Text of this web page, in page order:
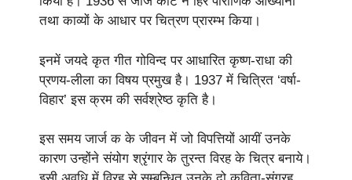
तथा काव्यों के आधार पर चित्रण प्रारम्भ किया।
इनमें जयदे कृत गीत गोविन्द पर आधारित कृष्ण-राधा की
प्रणय-लीला का विषय प्रमुख है। 1937 में चित्रित ‘वर्षा-
विहार’ इस क्रम की सर्वश्रेष्ठ कृति है।
इस समय जार्ज क के जीवन में जो विपत्तियों आयीं उनके
कारण उन्होंने संयोग श्रृंगार के तुरन्त विरह के चित्र बनाये।